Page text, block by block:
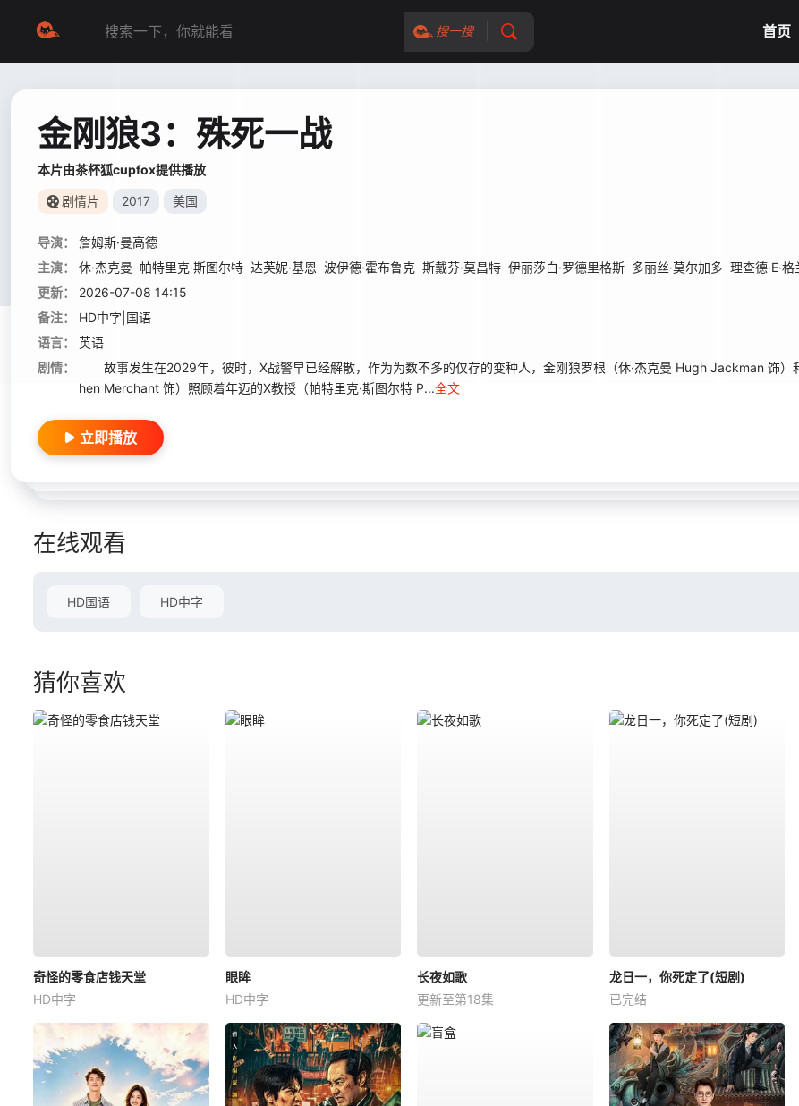
搜一搜 首页
金刚狼3：殊死一战
本片由茶杯狐cupfox提供播放
剧情片 2017 美国
导演：
詹姆斯·曼高德
主演：
休·杰克曼 帕特里克·斯图尔特 达芙妮·基恩 波伊德·霍布鲁克 斯戴芬·莫昌特 伊丽莎白·罗德里格斯 多丽丝·莫尔加多 理查德·E·
更新：
2026-07-08 14:15
备注：
HD中字|国语
语言：
英语
剧情：
故事发生在2029年，彼时，X战警早已经解散，作为为数不多的仅存的变种人，金刚狼罗根（休·杰克曼 Hugh Jackman 饰）
hen Merchant 饰）照顾着年迈的X教授（帕特里克·斯图尔特 P...全文
立即播放
在线观看
HD国语 HD中字
猜你喜欢
奇怪的零食店钱天堂
HD中字
眼眸
HD中字
长夜如歌
更新至第18集
龙日一，你死定了(短剧)
已完结